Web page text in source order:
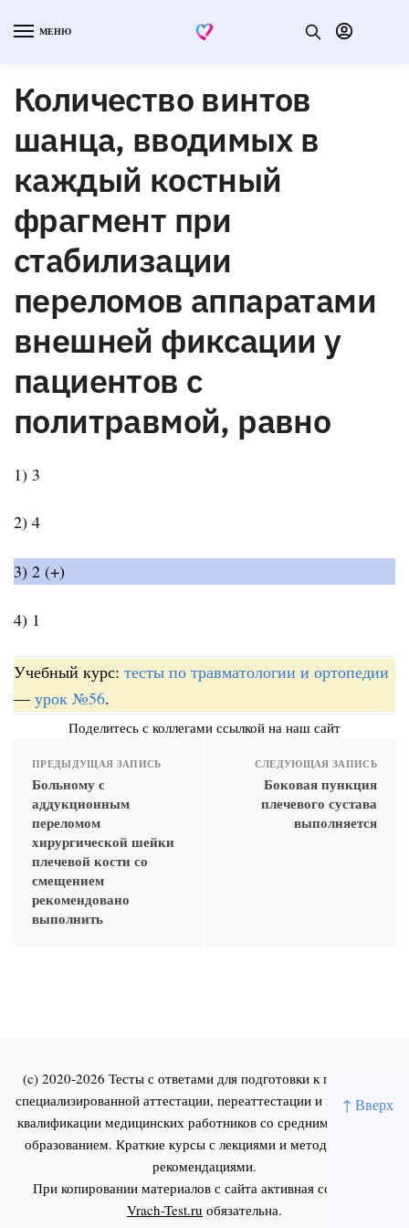
↑ Вверх
МЕНЮ
Количество винтов
шанца, вводимых в
каждый костный
фрагмент при
стабилизации
переломов аппаратами
внешней фиксации у
пациентов с
политравмой, равно
1) 3
2) 4
3) 2 (+)
4) 1
Учебный курс: тесты по травматологии и ортопедии
— урок №56.
Поделитесь с коллегами ссылкой на наш сайт
ПРЕДЫДУЩАЯ ЗАПИСЬ
Больному с
аддукционным
переломом
хирургической шейки
плечевой кости со
смещением
рекомендовано
выполнить
СЛЕДУЮЩАЯ ЗАПИСЬ
Боковая пункция
плечевого сустава
выполняется
(c) 2020-2026 Тесты с ответами для подготовки к первичной
специализированной аттестации, переаттестации и повышения
квалификации медицинских работников со средним и высшим
образованием. Краткие курсы с лекциями и методическими
рекомендациями.
При копировании материалов с сайта активная ссылка на
Vrach-Test.ru обязательна.